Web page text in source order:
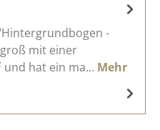
-
mit einer
und hat ein ma… Mehr